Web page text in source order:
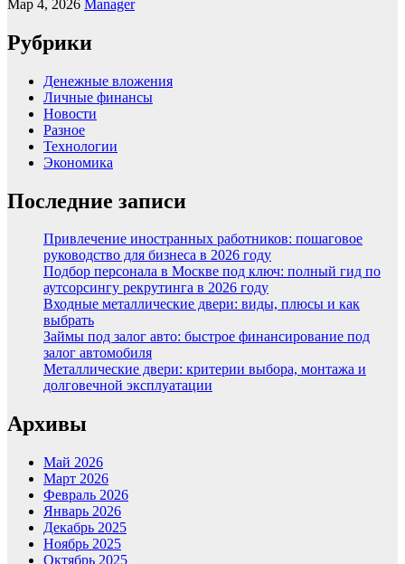
Мар 4, 2026 Manager
Рубрики
Денежные вложения
Личные финансы
Новости
Разное
Технологии
Экономика
Последние записи
Привлечение иностранных работников: пошаговое
руководство для бизнеса в 2026 году
Подбор персонала в Москве под ключ: полный гид по
аутсорсингу рекрутинга в 2026 году
Входные металлические двери: виды, плюсы и как
выбрать
Займы под залог авто: быстрое финансирование под
залог автомобиля
Металлические двери: критерии выбора, монтажа и
долговечной эксплуатации
Архивы
Май 2026
Март 2026
Февраль 2026
Январь 2026
Декабрь 2025
Ноябрь 2025
Октябрь 2025